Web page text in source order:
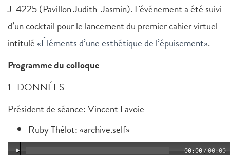
J-4225 (Pavillon Judith-Jasmin). L'événement a été suivi
d’un cocktail pour le lancement du premier cahier virtuel
intitulé «Éléments d’une esthétique de l’épuisement».
Programme du colloque
1- DONNÉES
Président de séance: Vincent Lavoie
Ruby Thélot: «archive.self»
00:00 /00:00